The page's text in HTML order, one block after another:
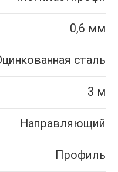
0,6 мм
сталь
3 м
Направляющий
Профиль